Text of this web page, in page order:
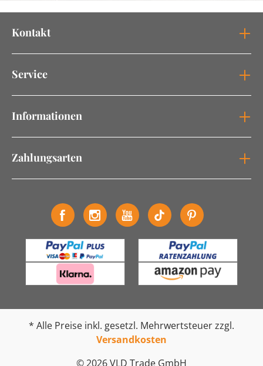
Kontakt
Service
Informationen
Zahlungsarten
* Alle Preise inkl. gesetzl. Mehrwertsteuer zzgl.
Versandkosten
© 2026 VLD Trade GmbH